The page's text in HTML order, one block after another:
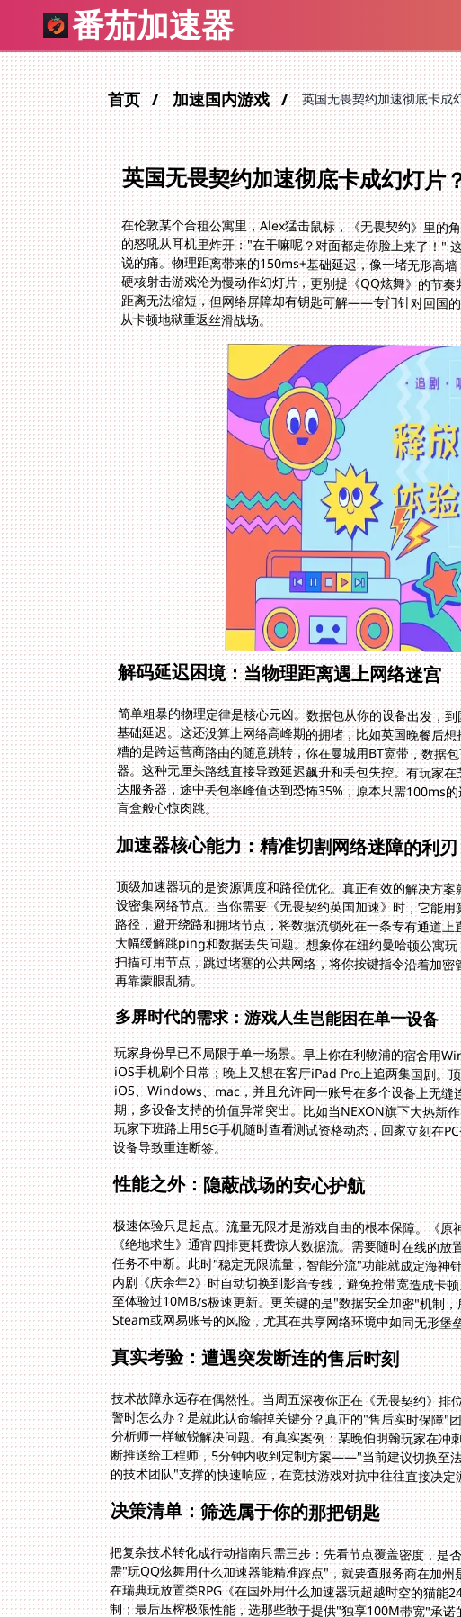
番茄加速器
首页 加速国内游戏 英国无畏契约加速彻底卡成
英国无畏契约加速彻底卡成幻灯片
在伦敦某个合租公寓里，Alex猛击鼠标，《无畏契约》里的
的怒吼从耳机里炸开："在干嘛呢？对面都走你脸上来了！"
说的痛。物理距离带来的150ms+基础延迟，像一堵无形高
硬核射击游戏沦为慢动作幻灯片，更别提《QQ炫舞》的节
距离无法缩短，但网络屏障却有钥匙可解——专门针对回国
从卡顿地狱重返丝滑战场。
解码延迟困境：当物理距离遇上网络迷宫
简单粗暴的物理定律是核心元凶。数据包从你的设备出发，
基础延迟。这还没算上网络高峰期的拥堵，比如英国晚餐后
糟的是跨运营商路由的随意跳转，你在曼城用BT宽带，数据
器。这种无厘头路线直接导致延迟飙升和丢包失控。有玩家
达服务器，途中丢包率峰值达到恐怖35%，原本只需100ms
盲盒般心惊肉跳。
加速器核心能力：精准切割网络迷障的利刃
顶级加速器玩的是资源调度和路径优化。真正有效的解决方
设密集网络节点。当你需要《无畏契约英国加速》时，它能
路径，避开绕路和拥堵节点，将数据流锁死在一条专有通道
大幅缓解跳ping和数据丢失问题。想象你在纽约曼哈顿公寓
扫描可用节点，跳过堵塞的公共网络，将你按键指令沿着加
再靠蒙眼乱猜。
多屏时代的需求：游戏人生岂能困在单一设备
玩家身份早已不局限于单一场景。早上你在利物浦的宿舍用
iOS手机刷个日常；晚上又想在客厅iPad Pro上追两集国剧
iOS、Windows、mac，并且允许同一账号在多个设备上
期，多设备支持的价值异常突出。比如当NEXON旗下大热
玩家下班路上用5G手机随时查看测试资格动态，回家立刻
设备导致重连断签。
性能之外：隐蔽战场的安心护航
极速体验只是起点。流量无限才是游戏自由的根本保障。《
《绝地求生》通宵四排更耗费惊人数据流。需要随时在线的放
任务不中断。此时"稳定无限流量，智能分流"功能就成定海神针
内剧《庆余年2》时自动切换到影音专线，避免抢带宽造成卡顿
至体验过10MB/s极速更新。更关键的是"数据安全加密"机制，
Steam或网易账号的风险，尤其在共享网络环境中如同无形堡
真实考验：遭遇突发断连的售后时刻
技术故障永远存在偶然性。当周五深夜你正在《无畏契约》
警时怎么办？是就此认命输掉关键分？真正的"售后实时保障"
分析师一样敏锐解决问题。有真实案例：某晚伯明翰玩家在
断推送给工程师，5分钟内收到定制方案——"当前建议切换至
的技术团队"支撑的快速响应，在竞技游戏对抗中往往直接决
决策清单：筛选属于你的那把钥匙
把复杂技术转化成行动指南只需三步：先看节点覆盖密度，是
需"玩QQ炫舞用什么加速器能精准踩点"，就要查服务商在加州
在瑞典玩放置类RPG《在国外用什么加速器玩超越时空的猫能
制；最后压榨极限性能，选那些敢于提供"独享100M带宽"承